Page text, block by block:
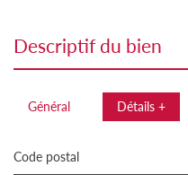
descriptif du bien
Général Détails +
Code postal